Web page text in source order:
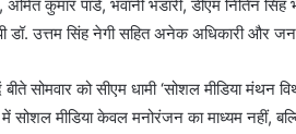
कुमार पांडे, भवानी भंडारी, डीएम नितिन
डॉ. उत्तम सिंह नेगी सहित अनेक अधिकारी और
बीते सोमवार को सीएम धामी ‘सोशल मीडिया मंथन
सोशल मीडिया केवल मनोरंजन का माध्यम नहीं,